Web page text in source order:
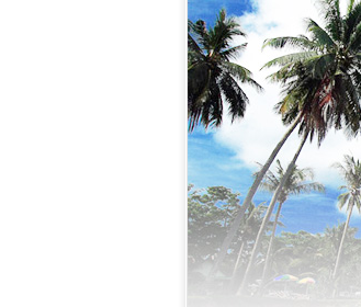
ที่เที่ยวภาคใต้